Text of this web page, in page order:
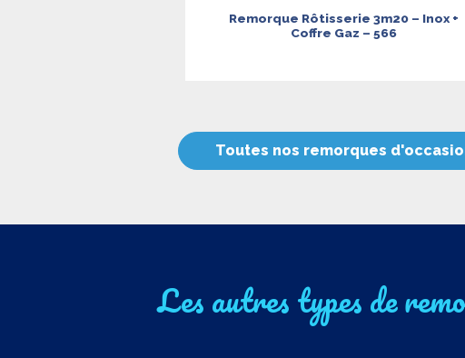
Remorque Rôtisserie 3m20 – Inox +
Coffre Gaz – 566
Toutes nos remorques
Les autres types de